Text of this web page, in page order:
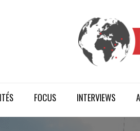
FOCUS INTERVIEWS